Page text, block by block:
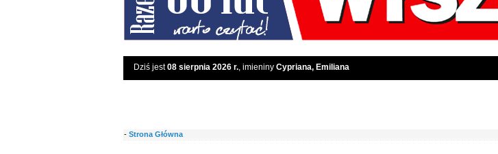
Dziś jest08 sierpnia 2026 r., imieniny Cypriana, Emiliana
- Strona Główna